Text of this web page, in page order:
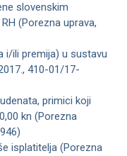
slovenskim
(Porezna uprava,
i/ili premija) u sustavu
410-01/17-
primici koji
kn (Porezna
isplatitelja (Porezna